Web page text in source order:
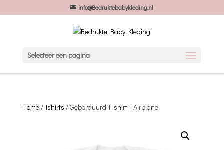
info@Bedruktebabykleding.nl
Selecteer een pagina
Home/Tshirts / Geborduurd T-shirt | Airplane